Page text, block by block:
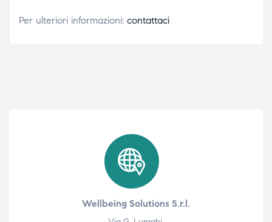
Per ulteriori informazioni: contattaci
Wellbeing Solutions S.r.l.